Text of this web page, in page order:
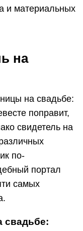
и материальных
на
на свадьбе:
поправит,
свидетель на
по-
портал
самых
свадьбе: